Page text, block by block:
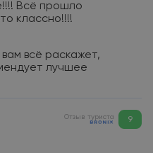
Всё прошло
классно!!!!
всё раскажет,
лучшее
Отзыв туриста 9